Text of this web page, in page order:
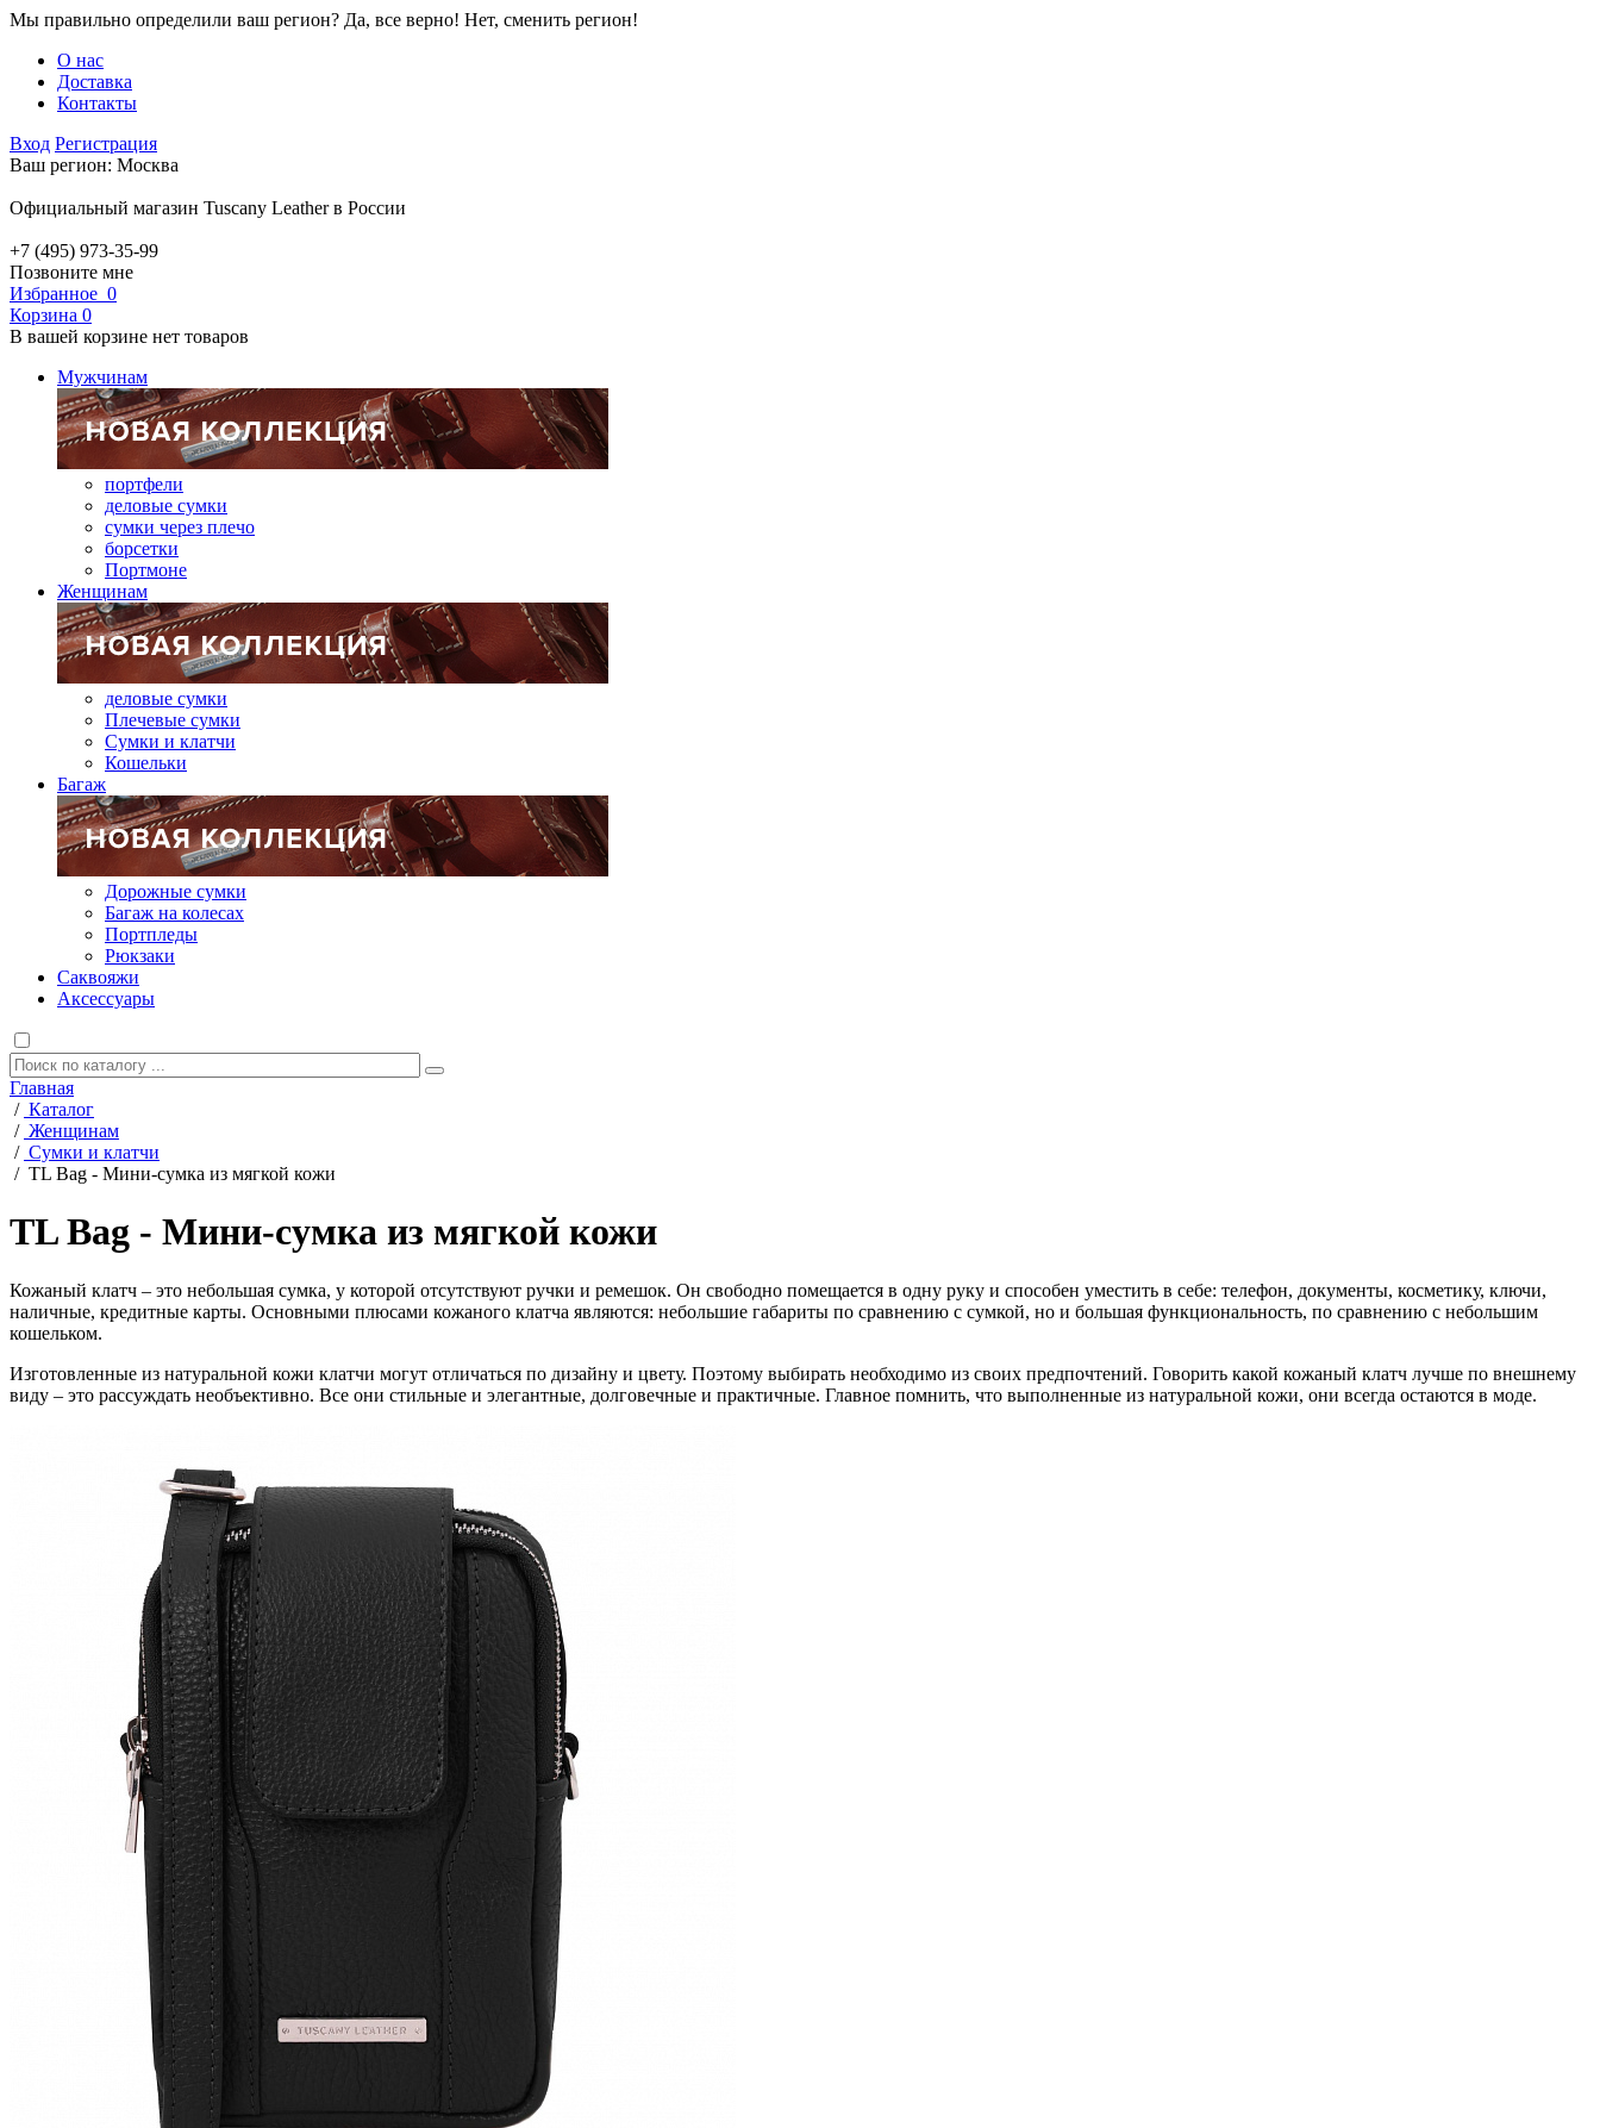
Мы правильно определили ваш регион? Да, все верно! Нет, сменить регион!
О нас
Доставка
Контакты
Вход Регистрация
Ваш регион: Москва
Официальный магазин Tuscany Leather в России
+7 (495) 973-35-99
Позвоните мне
Избранное 0
Корзина 0
В вашей корзине нет товаров
Мужчинам
портфели
деловые сумки
сумки через плечо
борсетки
Портмоне
Женщинам
деловые сумки
Плечевые сумки
Сумки и клатчи
Кошельки
Багаж
Дорожные сумки
Багаж на колесах
Портпледы
Рюкзаки
Саквояжи
Аксессуары
Главная
/ Каталог
/ Женщинам
/ Сумки и клатчи
/ TL Bag - Мини-сумка из мягкой кожи
TL Bag - Мини-сумка из мягкой кожи
Кожаный клатч – это небольшая сумка, у которой отсутствуют ручки и ремешок. Он свободно помещается в одну руку и способен уместить в себе: телефон, документы, косметику, ключи,
наличные, кредитные карты. Основными плюсами кожаного клатча являются: небольшие габариты по сравнению с сумкой, но и большая функциональность, по сравнению с небольшим
кошельком.
Изготовленные из натуральной кожи клатчи могут отличаться по дизайну и цвету. Поэтому выбирать необходимо из своих предпочтений. Говорить какой кожаный клатч лучше по внешнему
виду – это рассуждать необъективно. Все они стильные и элегантные, долговечные и практичные. Главное помнить, что выполненные из натуральной кожи, они всегда остаются в моде.